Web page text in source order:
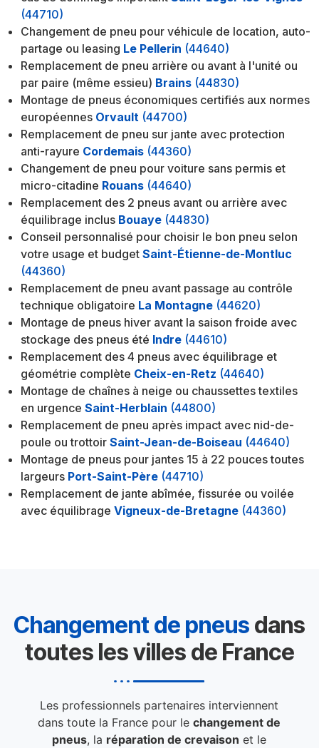
(44710)
Changement de pneu pour véhicule de location, auto-
partage ou leasing Le Pellerin (44640)
Remplacement de pneu arrière ou avant à l'unité ou
par paire (même essieu) Brains (44830)
Montage de pneus économiques certifiés aux normes
européennes Orvault (44700)
Remplacement de pneu sur jante avec protection
anti-rayure Cordemais (44360)
Changement de pneu pour voiture sans permis et
micro-citadine Rouans (44640)
Remplacement des 2 pneus avant ou arrière avec
équilibrage inclus Bouaye (44830)
Conseil personnalisé pour choisir le bon pneu selon
votre usage et budget Saint-Étienne-de-Montluc
(44360)
Remplacement de pneu avant passage au contrôle
technique obligatoire La Montagne (44620)
Montage de pneus hiver avant la saison froide avec
stockage des pneus été Indre (44610)
Remplacement des 4 pneus avec équilibrage et
géométrie complète Cheix-en-Retz (44640)
Montage de chaînes à neige ou chaussettes textiles
en urgence Saint-Herblain (44800)
Remplacement de pneu après impact avec nid-de-
poule ou trottoir Saint-Jean-de-Boiseau (44640)
Montage de pneus pour jantes 15 à 22 pouces toutes
largeurs Port-Saint-Père (44710)
Remplacement de jante abîmée, fissurée ou voilée
avec équilibrage Vigneux-de-Bretagne (44360)
Changement de pneus dans
toutes les villes de France
Les professionnels partenaires interviennent
dans toute la France pour lechangement de
pneus, la réparation de crevaison et le